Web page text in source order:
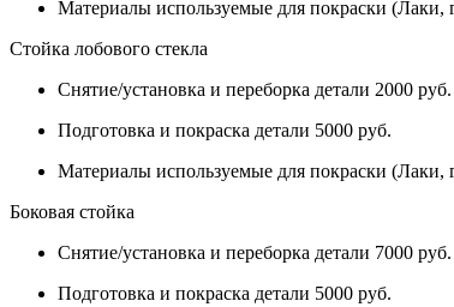
Материалы используемые для покраски (Лаки,
Стойка лобового стекла
Снятие/установка и переборка детали 2000 руб.
Подготовка и покраска детали 5000 руб.
Материалы используемые для покраски (Лаки,
Боковая стойка
Снятие/установка и переборка детали 7000 руб.
Подготовка и покраска детали 5000 руб.